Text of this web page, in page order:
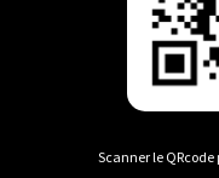
Scanner le QRcode